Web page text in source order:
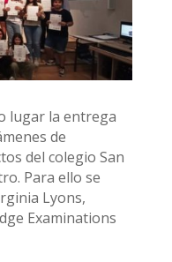
lugar la entrega
de
del colegio San
Para ello se
Lyons,
Examinations